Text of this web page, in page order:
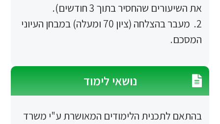
שהחסיר בתוך 3 חודשים).
2. מעבר בהצלחה (ציון 70 ומעלה) במבחן העיוני
נושאי לימוד
הלימודים המאושרת ע"י משרד